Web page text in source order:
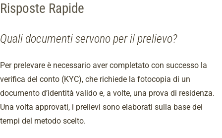
Risposte Rapide
Quali documenti servono per il prelievo?
Per prelevare è necessario aver completato con successo la
verifica del conto (KYC), che richiede la fotocopia di un
documento d’identità valido e, a volte, una prova di residenza.
Una volta approvati, i prelievi sono elaborati sulla base dei
tempi del metodo scelto.